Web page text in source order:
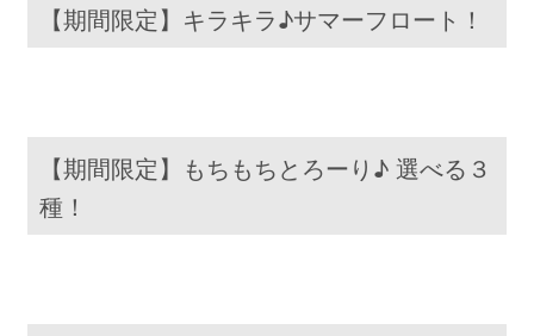
【期間限定】キラキラ♪サマーフロート！
【期間限定】もちもちとろーり♪ 選べる３
種！